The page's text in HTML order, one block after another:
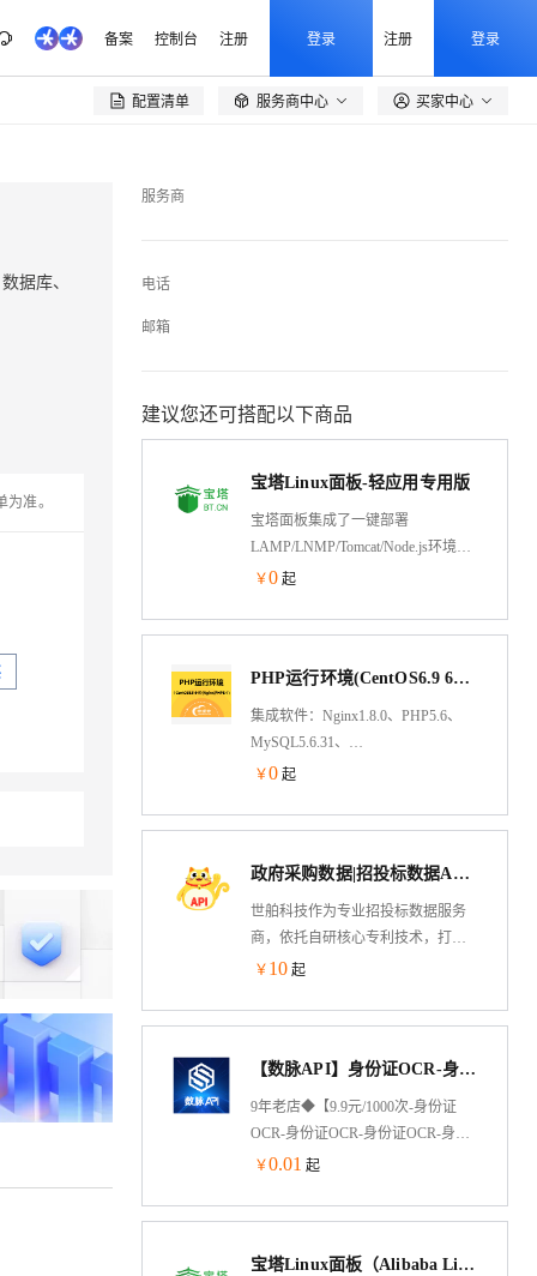
备案 控制台 注册 登录 注册 登录
配置清单  服务商中心 买家中心
据库、
准。
服务商
电话
邮箱
建议您还可搭配以下商品
宝塔Linux面板-轻应用专用版
宝塔面板集成了一键部署
LAMP/LNMP/Tomcat/Node.js环境，
通过web端可视化操作，优化了建站
￥0 起
PHP运行环境(CentOS6.9 64位|Vsftpd2.2.2)
集成软件：Nginx1.8.0、PHP5.6、
MySQL5.6.31、
phpMyAdmin4.4.15.7、Vsftpd2.2.2
￥0 起
政府采购数据|招投标数据API|B端企业商机|全国全行业10年数据|含78个结构化字段定制（含清单产品型号）|...
世舶科技作为专业招投标数据服务
商，依托自研核心专利技术，打造
招投标数据API接口解决方案，以
业、控险”。接口含36个结构化高级
字段，覆盖招中标全流程核心维
度，无需人工二次处理。数据覆盖
条，准确率99%，合法合规。支持标
讯查询、附件下载、源网址直达，
系统与多场景，赋能企业商机挖
￥ 10 起
【数脉API】身份证OCR-身份证OCR-OCR文字识别-身份证识别-行驶证识别-驾驶证识别-车牌识别-营业执照-身份证...
9年老店◆【9.9元/1000次-身份证
OCR-身份证OCR-身份证OCR-身份
证OCR识别-OCR文字识别-身份证识
执照识别】传入身份证照片，识别
￥0.01 起
宝塔Linux面板（Alibaba Linux3操作系统/LAMP/LNMP/Java/Node/服务器管理/BT Panel）